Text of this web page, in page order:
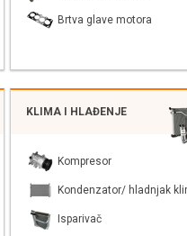
Brtva glave motora
KLIMA I HLAĐENJE
Kompresor
Kondenzator/ hladnjak
Isparivač